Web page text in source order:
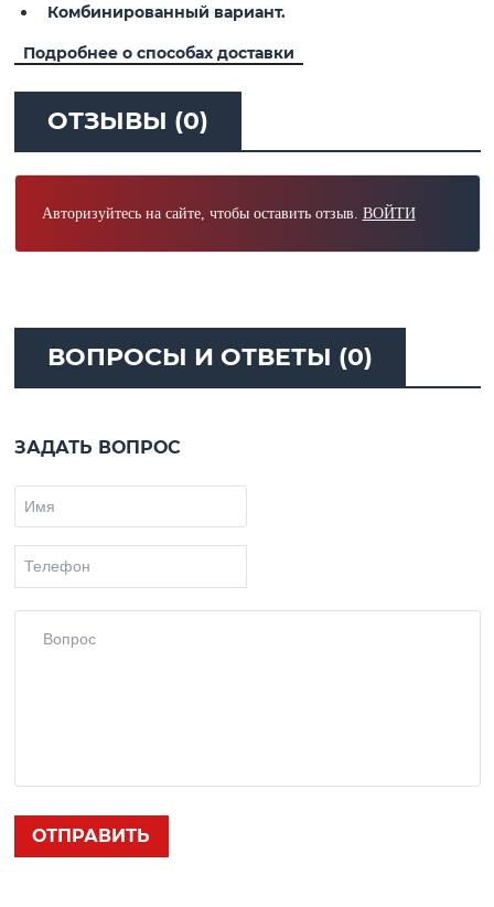
Комбинированный вариант.
Подробнее о способах доставки
ОТЗЫВЫ (0)
Авторизуйтесь на сайте, чтобы оставить отзыв. ВОЙТИ
ВОПРОСЫ И ОТВЕТЫ (0)
ЗАДАТЬ ВОПРОС